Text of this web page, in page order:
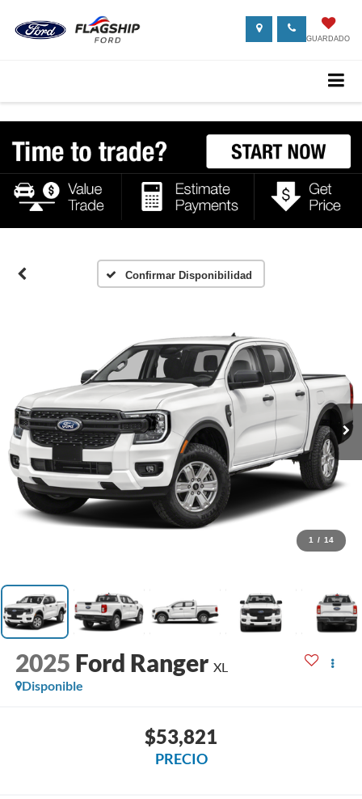
GUARDADO
Confirmar Disponibilidad
1 / 14
2025 Ford Ranger XL
Disponible
$53,821
PRECIO